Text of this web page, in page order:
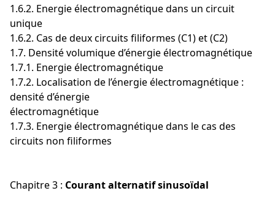
1.6.2. Energie électromagnétique dans un circuit
unique
1.6.2. Cas de deux circuits filiformes (C1) et (C2)
1.7. Densité volumique d’énergie électromagnétique
1.7.1. Energie électromagnétique
1.7.2. Localisation de l’énergie électromagnétique :
densité d’énergie
électromagnétique
1.7.3. Energie électromagnétique dans le cas des
circuits non filiformes
Chapitre 3 : Courant alternatif sinusoïdal